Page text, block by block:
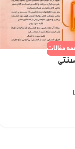
مقالات